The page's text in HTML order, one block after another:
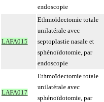
endoscopie
LAFA015
Ethmoïdectomie totale
unilatérale avec
septoplastie nasale et
sphénoïdotomie, par
endoscopie
LAFA017
Ethmoïdectomie totale
unilatérale avec
sphénoïdotomie, par